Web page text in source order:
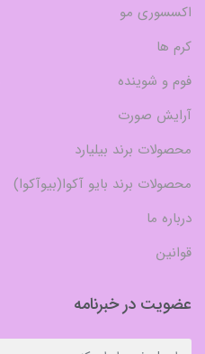
اکسسوری مو
کرم ها
فوم و شوینده
آرایش صورت
محصولات برند بیلیارد
محصولات برند بایو آکوا(بیوآکوا)
درباره ما
قوانین
عضویت در خبرنامه